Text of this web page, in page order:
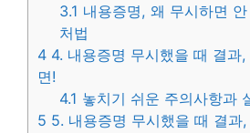
3.1 내용증명, 왜 무시하면
처법
4 4. 내용증명 무시했을 때 결과
면!
4.1 놓치기 쉬운 주의사항과
5 5. 내용증명 무시했을 때 결과